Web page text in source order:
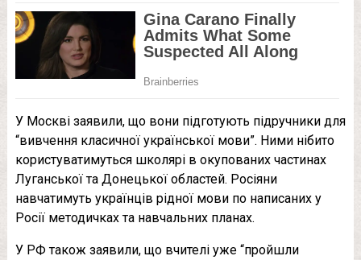
У Москві заявили, що вони підготують підручники для
“вивчення класичної української мови”. Ними нібито
користуватимуться школярі в окупованих частинах
Луганської та Донецької областей. Росіяни
навчатимуть українців рідної мови по написаних у
Росії методичках та навчальних планах.
У РФ також заявили, що вчителі уже “пройшли